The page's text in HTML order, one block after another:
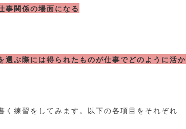
事関係の場面になる
選ぶ際には得られたものが仕事でどのように活か
練習をしてみます。以下の各項目をそれぞれ